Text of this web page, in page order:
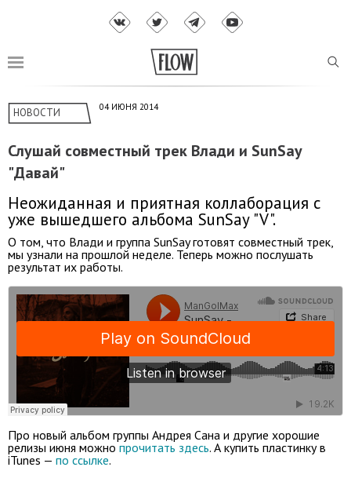
НОВОСТИ 04 ИЮНЯ 2014
Слушай совместный трек Влади и SunSay
"Давай"
Неожиданная и приятная коллаборация с
уже вышедшего альбома SunSay "V".
О том, что Влади и группа SunSay готовят совместный трек,
мы узнали на прошлой неделе. Теперь можно послушать
результат их работы.
Про новый альбом группы Андрея Сана и другие хорошие
релизы июня можнопрочитать здесь. А купить пластинку в
iTunes — по ссылке.